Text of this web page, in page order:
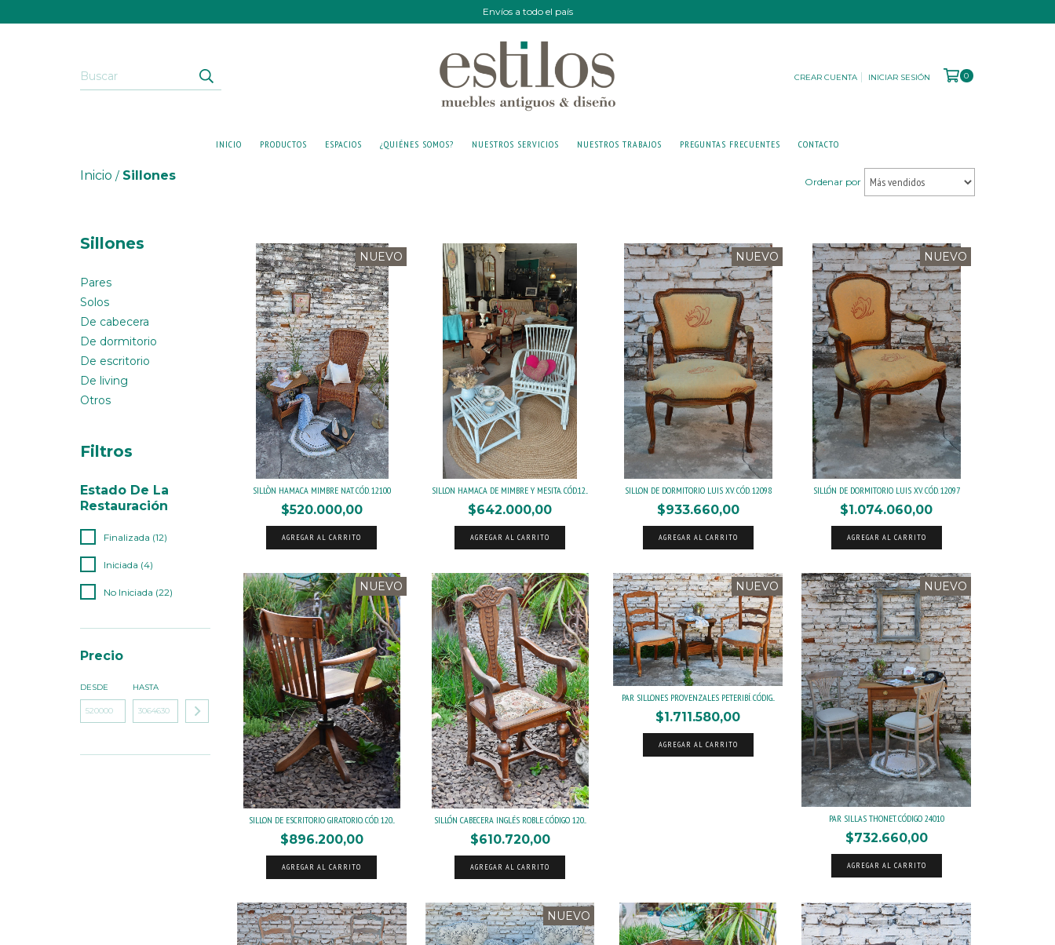
Envíos a todo el país
CREAR CUENTA INICIAR SESIÓN 0
INICIO PRODUCTOS ESPACIOS ¿QUIÉNES SOMOS? NUESTROS SERVICIOS NUESTROS TRABAJOS PREGUNTAS FRECUENTES CONTACTO
Inicio / Sillones Ordenar por
Sillones
Pares
Solos
De cabecera
De dormitorio
De escritorio
De living
Otros
Filtros
Estado De La
Restauración
Finalizada (12)
Iniciada (4)
No Iniciada (22)
Precio
DESDE HASTA
NUEVO
SILLÒN HAMACA MIMBRE NAT. CÓD. 12100
$520.000,00
AGREGAR AL CARRITO
SILLON HAMACA DE MIMBRE Y MESITA. CÓD.12...
$642.000,00
AGREGAR AL CARRITO
NUEVO
SILLON DE DORMITORIO LUIS XV. CÓD. 12098
$933.660,00
AGREGAR AL CARRITO
NUEVO
SILLÓN DE DORMITORIO LUIS XV. CÓD. 12097
$1.074.060,00
AGREGAR AL CARRITO
NUEVO
SILLON DE ESCRITORIO GIRATORIO. CÓD. 120...
$896.200,00
AGREGAR AL CARRITO
SILLÓN CABECERA INGLÉS ROBLE. CÓDIGO 120...
$610.720,00
AGREGAR AL CARRITO
NUEVO
PAR SILLONES PROVENZALES PETERIBÍ. CÓDIG...
$1.711.580,00
AGREGAR AL CARRITO
NUEVO
PAR SILLAS THONET. CÓDIGO 24010
$732.660,00
AGREGAR AL CARRITO
NUEVO